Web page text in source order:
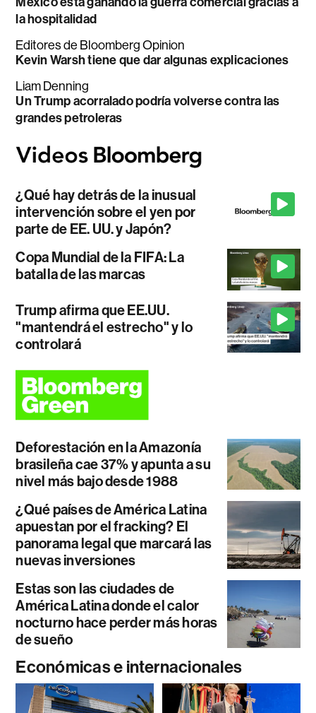
la hospitalidad
Editores de Bloomberg Opinion
Kevin Warsh tiene que dar algunas explicaciones
Liam Denning
Un Trump acorralado podría volverse contra las
grandes petroleras
¿Qué hay detrás de la inusual
intervención sobre el yen por
parte de EE. UU. y Japón?
Copa Mundial de la FIFA: La
batalla de las marcas
Trump afirma que EE.UU.
"mantendrá el estrecho" y lo
controlará
Deforestación en la Amazonía
brasileña cae 37% y apunta a su
nivel más bajo desde 1988
¿Qué países de América Latina
apuestan por el fracking? El
panorama legal que marcará las
nuevas inversiones
Estas son las ciudades de
América Latina donde el calor
nocturno hace perder más horas
de sueño
Económicas e internacionales